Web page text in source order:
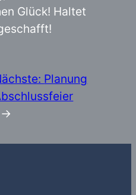
Glück! Haltet
Planung
→